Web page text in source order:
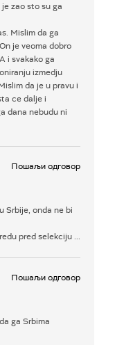
zao sto su ga
Mislim da ga
je veoma dobro
i svakako ga
izmedju
da je u pravu i
ce dalje i
dana nebudu ni
Пошаљи одговор
Srbije, onda ne bi
pred selekciju ...
Пошаљи одговор
ga Srbima